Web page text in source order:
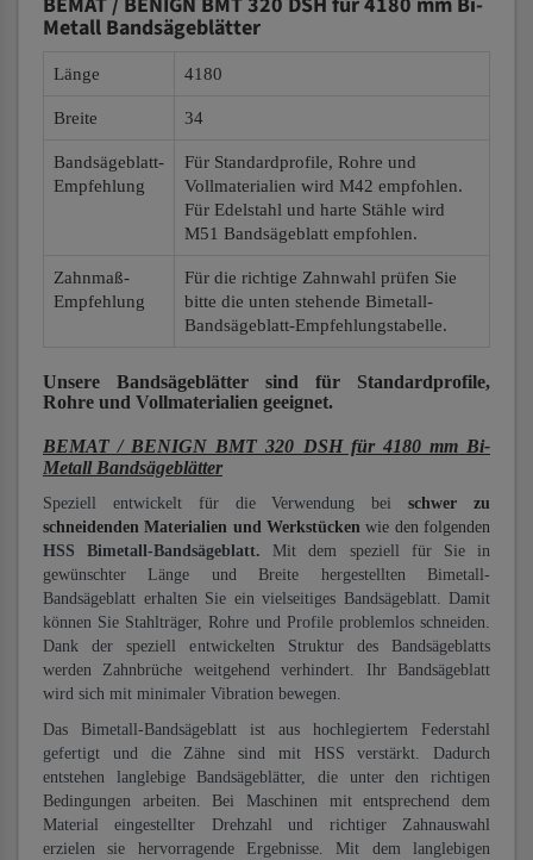
Metall Bandsägeblätter
Länge 4180
Breite 34
Bandsägeblatt-
Empfehlung
Für Standardprofile, Rohre und
Vollmaterialien wird M42 empfohlen.
Für Edelstahl und harte Stähle wird
M51 Bandsägeblatt empfohlen.
Zahnmaß-
Empfehlung
Für die richtige Zahnwahl prüfen Sie
bitte die unten stehende Bimetall-
Bandsägeblatt-Empfehlungstabelle.
Unsere Bandsägeblätter sind für Standardprofile,
Rohre und Vollmaterialien geeignet.
BEMAT / BENIGN BMT 320 DSH für 4180 mm Bi-
Metall Bandsägeblätter
Speziell entwickelt für die Verwendung beischwer zu
schneidenden Materialien und Werkstücken wie den folgenden
HSS Bimetall-Bandsägeblatt. Mit dem speziell für Sie in
gewünschter Länge und Breite hergestellten Bimetall-
Bandsägeblatt erhalten Sie ein vielseitiges Bandsägeblatt. Damit
können Sie Stahlträger, Rohre und Profile problemlos schneiden.
Dank der speziell entwickelten Struktur des Bandsägeblatts
werden Zahnbrüche weitgehend verhindert. Ihr Bandsägeblatt
wird sich mit minimaler Vibration bewegen.
Das Bimetall-Bandsägeblatt ist aus hochlegiertem Federstahl
gefertigt und die Zähne sind mit HSS verstärkt. Dadurch
entstehen langlebige Bandsägeblätter, die unter den richtigen
Bedingungen arbeiten. Bei Maschinen mit entsprechend dem
Material eingestellter Drehzahl und richtiger Zahnauswahl
erzielen sie hervorragende Ergebnisse. Mit dem langlebigen